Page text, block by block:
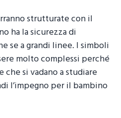
strutturate con il
ha la sicurezza di
se a grandi linee. I simboli
molto complessi perché
si vadano a studiare
l’impegno per il bambino